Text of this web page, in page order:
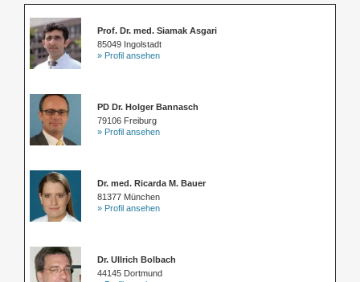
Prof. Dr. med. Siamak Asgari
85049 Ingolstadt
» Profil ansehen
PD Dr. Holger Bannasch
79106 Freiburg
» Profil ansehen
Dr. med. Ricarda M. Bauer
81377 München
» Profil ansehen
Dr. Ullrich Bolbach
44145 Dortmund